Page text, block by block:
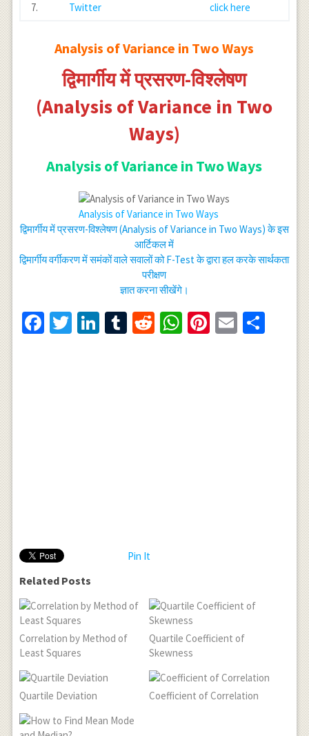
7. Twitter click here
Analysis of Variance in Two Ways
द्विमार्गीय में प्रसरण-विश्लेषण
(Analysis of Variance in Two
Ways)
Analysis of Variance in Two Ways
Analysis of Variance in Two Ways
द्विमार्गीय में प्रसरण-विश्लेषण (Analysis of Variance in Two Ways) के इस
आर्टिकल में
द्विमार्गीय वर्गीकरण में समंकों वाले सवालों को F-Test के द्वारा हल करके सार्थकता
परीक्षण
ज्ञात करना सीखेंगे।
Facebook
Twitter
LinkedIn
Tumblr
RedditWhatsApp
Pinterest
Email
Pin It
Related Posts
Correlation by Method of
Least Squares
Quartile Coefficient of
Skewness
Quartile Deviation Coefficient of Correlation